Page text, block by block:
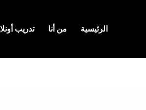
الرئيسية من أنا تدريب